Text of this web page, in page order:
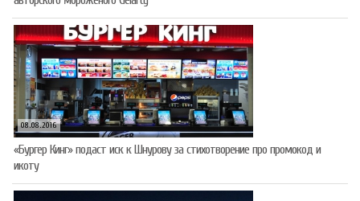
08.08.2016
«Бургер Кинг» подаст иск к Шнурову за стихотворение про промокод и
икоту